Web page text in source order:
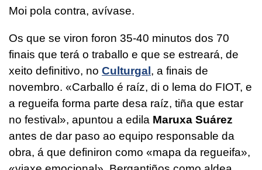
Moi pola contra, avívase.
Os que se viron foron 35-40 minutos dos 70
finais que terá o traballo e que se estreará, de
xeito definitivo, no Culturgal, a finais de
novembro. «Carballo é raíz, di o lema do FIOT, e
a regueifa forma parte desa raíz, tiña que estar
no festival», apuntou a edila Maruxa Suárez
antes de dar paso ao equipo responsable da
obra, á que definiron como «mapa da regueifa»,